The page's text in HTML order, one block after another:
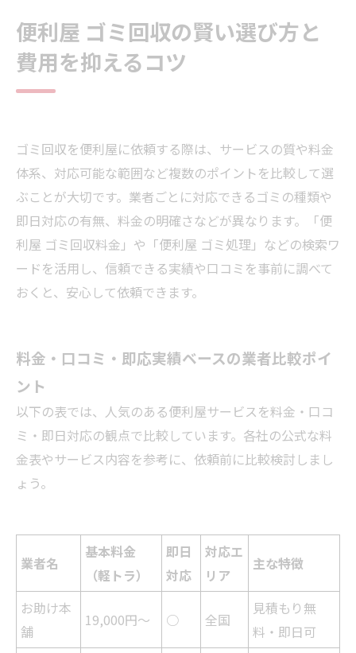
便利屋 ゴミ回収の賢い選び方と
費用を抑えるコツ
ゴミ回収を便利屋に依頼する際は、サービスの質や料金
体系、対応可能な範囲など複数のポイントを比較して選
ぶことが大切です。業者ごとに対応できるゴミの種類や
即日対応の有無、料金の明確さなどが異なります。「便
利屋 ゴミ回収料金」や「便利屋 ゴミ処理」などの検索ワ
ードを活用し、信頼できる実績や口コミを事前に調べて
おくと、安心して依頼できます。
料金・口コミ・即応実績ベースの業者比較ポイ
ント
以下の表では、人気のある便利屋サービスを料金・口コ
ミ・即日対応の観点で比較しています。各社の公式な料
金表やサービス内容を参考に、依頼前に比較検討しまし
ょう。
業者名
基本料金
（軽トラ）
即日
対応
対応エ
リア
主な特徴
お助け本
舗
19,000円～ ○ 全国
見積もり無
料・即日可